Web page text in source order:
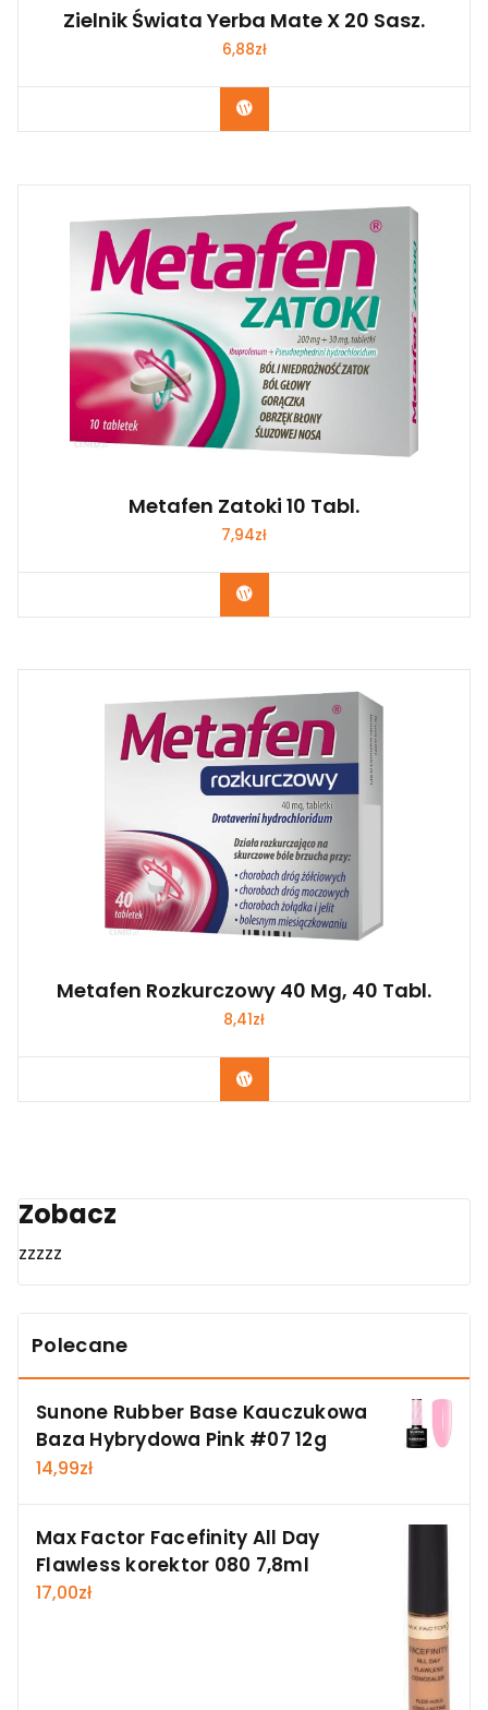
Zielnik Świata Yerba Mate X 20 Sasz.
6,88zł
Zobacz
Metafen Zatoki 10 Tabl.
7,94zł
Zobacz
Metafen Rozkurczowy 40 Mg, 40 Tabl.
8,41zł
Zobacz
Zobacz
zzzzz
Polecane
Sunone Rubber Base Kauczukowa
Baza Hybrydowa Pink #07 12g
14,99zł
Max Factor Facefinity All Day
Flawless korektor 080 7,8ml
17,00zł